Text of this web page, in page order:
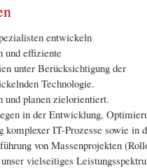
entwickeln
und effiziente
unter Berücksichtigung der
Technologie.
und planen zielorientiert.
in der Entwicklung,
komplexer IT-Prozesse sowie in
von Massenprojekten
vielseitiges